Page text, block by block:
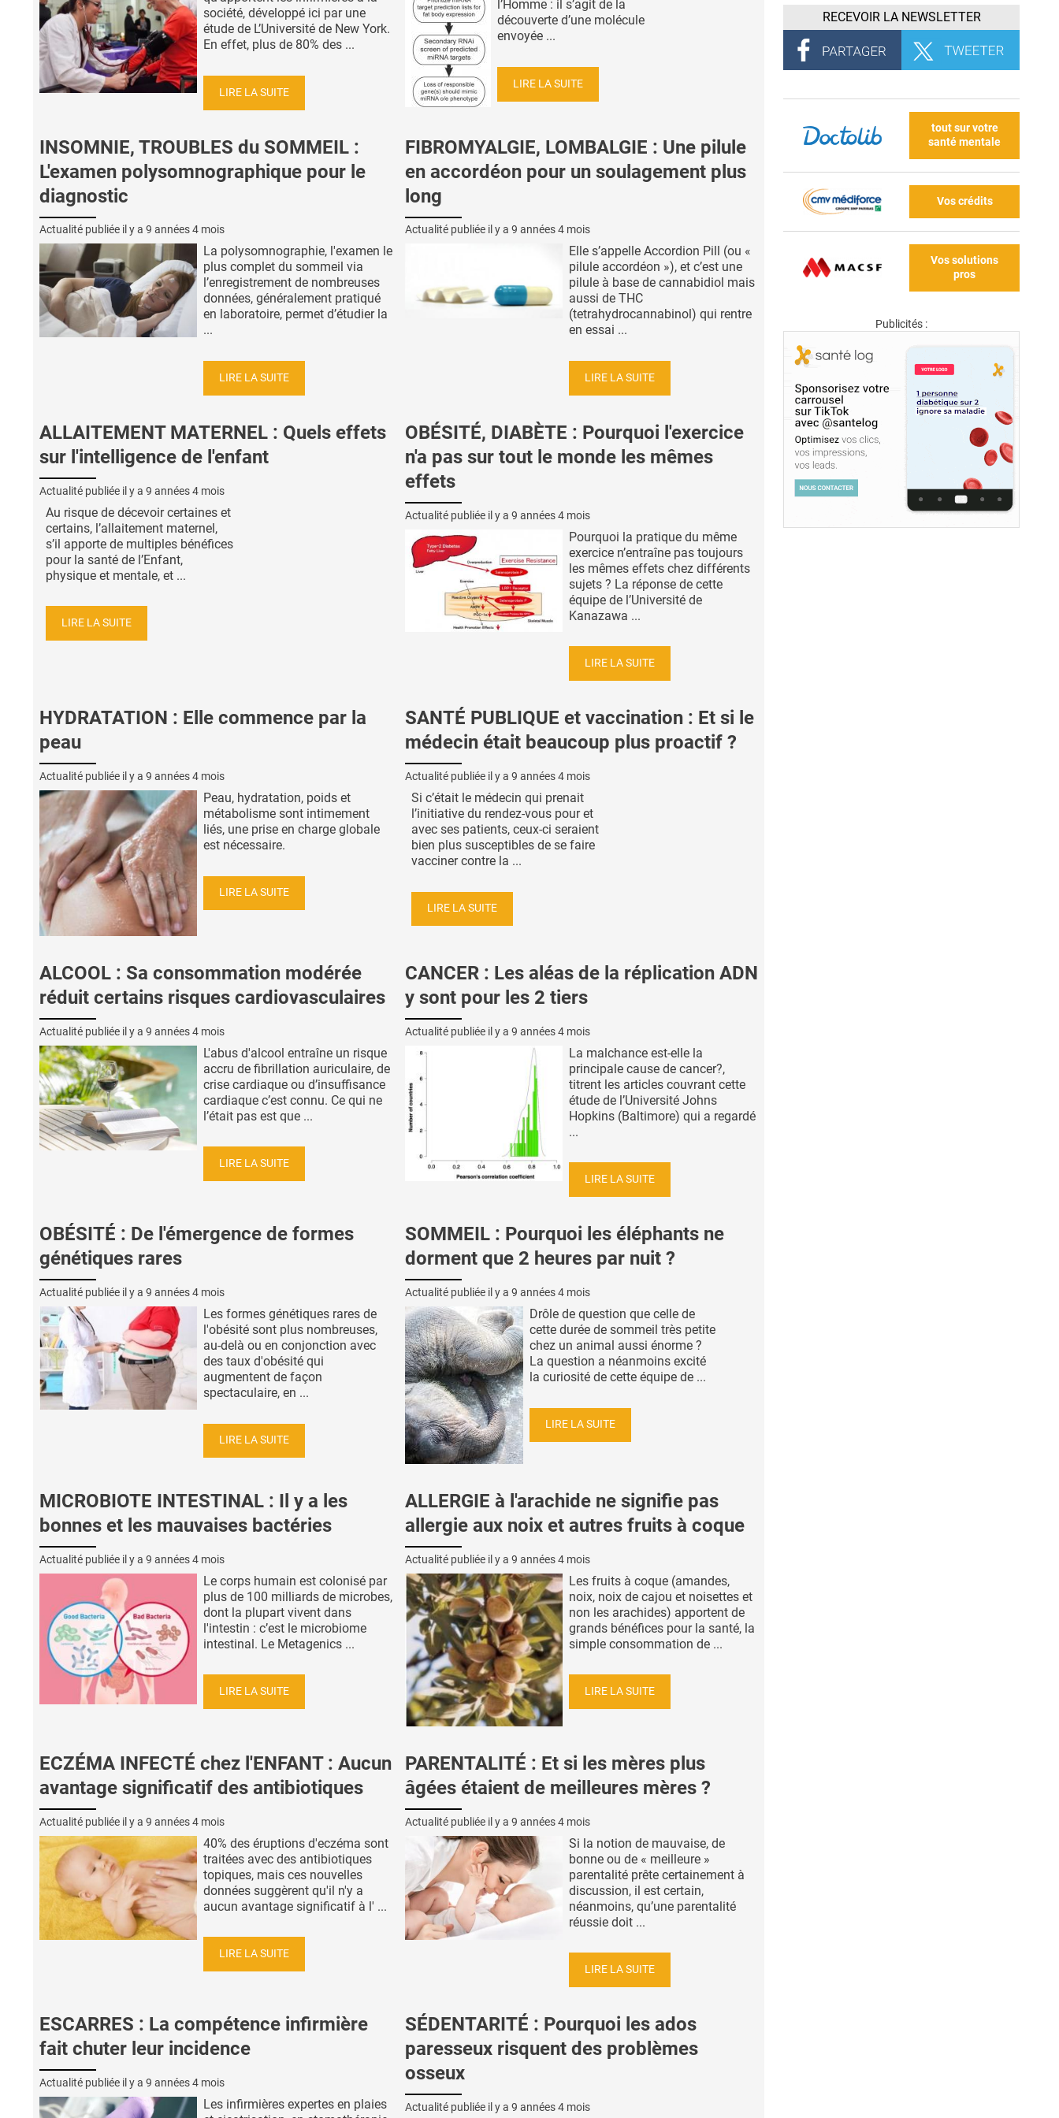
société, développé ici par une
étude de L’Université de New York.
En effet, plus de 80% des ...
LIRE LA SUITE
l’Homme : il s’agit de la
découverte d’une molécule
envoyée ...
LIRE LA SUITE
INSOMNIE, TROUBLES du SOMMEIL :
L'examen polysomnographique pour le
diagnostic
Actualité publiée il y a 9 années 4 mois
La polysomnographie, l'examen le
plus complet du sommeil via
l’enregistrement de nombreuses
données, généralement pratiqué
en laboratoire, permet d’étudier la
...
LIRE LA SUITE
FIBROMYALGIE, LOMBALGIE : Une pilule
en accordéon pour un soulagement plus
long
Actualité publiée il y a 9 années 4 mois
Elle s’appelle Accordion Pill (ou «
pilule accordéon »), et c’est une
pilule à base de cannabidiol mais
aussi de THC
(tetrahydrocannabinol) qui rentre
en essai ...
LIRE LA SUITE
ALLAITEMENT MATERNEL : Quels effets
sur l'intelligence de l'enfant
Actualité publiée il y a 9 années 4 mois
Au risque de décevoir certaines et
certains, l’allaitement maternel,
s’il apporte de multiples bénéfices
pour la santé de l’Enfant,
physique et mentale, et ...
LIRE LA SUITE
OBÉSITÉ, DIABÈTE : Pourquoi l'exercice
n'a pas sur tout le monde les mêmes
effets
Actualité publiée il y a 9 années 4 mois
Pourquoi la pratique du même
exercice n’entraîne pas toujours
les mêmes effets chez différents
sujets ? La réponse de cette
équipe de l’Université de
Kanazawa ...
LIRE LA SUITE
HYDRATATION : Elle commence par la
peau
Actualité publiée il y a 9 années 4 mois
Peau, hydratation, poids et
métabolisme sont intimement
liés, une prise en charge globale
est nécessaire.
LIRE LA SUITE
SANTÉ PUBLIQUE et vaccination : Et si le
médecin était beaucoup plus proactif ?
Actualité publiée il y a 9 années 4 mois
Si c’était le médecin qui prenait
l’initiative du rendez-vous pour et
avec ses patients, ceux-ci seraient
bien plus susceptibles de se faire
vacciner contre la ...
LIRE LA SUITE
ALCOOL : Sa consommation modérée
réduit certains risques cardiovasculaires
Actualité publiée il y a 9 années 4 mois
L'abus d'alcool entraîne un risque
accru de fibrillation auriculaire, de
crise cardiaque ou d’insuffisance
cardiaque c’est connu. Ce qui ne
l’était pas est que ...
LIRE LA SUITE
CANCER : Les aléas de la réplication ADN
y sont pour les 2 tiers
Actualité publiée il y a 9 années 4 mois
La malchance est-elle la
principale cause de cancer?,
titrent les articles couvrant cette
étude de l’Université Johns
Hopkins (Baltimore) qui a regardé
...
LIRE LA SUITE
OBÉSITÉ : De l'émergence de formes
génétiques rares
Actualité publiée il y a 9 années 4 mois
Les formes génétiques rares de
l'obésité sont plus nombreuses,
au-delà ou en conjonction avec
des taux d'obésité qui
augmentent de façon
spectaculaire, en ...
LIRE LA SUITE
SOMMEIL : Pourquoi les éléphants ne
dorment que 2 heures par nuit ?
Actualité publiée il y a 9 années 4 mois
Drôle de question que celle de
cette durée de sommeil très petite
chez un animal aussi énorme ?
La question a néanmoins excité
la curiosité de cette équipe de ...
LIRE LA SUITE
MICROBIOTE INTESTINAL : Il y a les
bonnes et les mauvaises bactéries
Actualité publiée il y a 9 années 4 mois
Le corps humain est colonisé par
plus de 100 milliards de microbes,
dont la plupart vivent dans
l'intestin : c’est le microbiome
intestinal. Le Metagenics ...
LIRE LA SUITE
ALLERGIE à l'arachide ne signifie pas
allergie aux noix et autres fruits à coque
Actualité publiée il y a 9 années 4 mois
Les fruits à coque (amandes,
noix, noix de cajou et noisettes et
non les arachides) apportent de
grands bénéfices pour la santé, la
simple consommation de ...
LIRE LA SUITE
ECZÉMA INFECTÉ chez l'ENFANT : Aucun
avantage significatif des antibiotiques
Actualité publiée il y a 9 années 4 mois
40% des éruptions d'eczéma sont
traitées avec des antibiotiques
topiques, mais ces nouvelles
données suggèrent qu'il n'y a
aucun avantage significatif à l' ...
LIRE LA SUITE
PARENTALITÉ : Et si les mères plus
âgées étaient de meilleures mères ?
Actualité publiée il y a 9 années 4 mois
Si la notion de mauvaise, de
bonne ou de « meilleure »
parentalité prête certainement à
discussion, il est certain,
néanmoins, qu’une parentalité
réussie doit ...
LIRE LA SUITE
ESCARRES : La compétence infirmière
fait chuter leur incidence
Actualité publiée il y a 9 années 4 mois
Les infirmières expertes en plaies
SÉDENTARITÉ : Pourquoi les ados
paresseux risquent des problèmes
osseux
Actualité publiée il y a 9 années 4 mois
RECEVOIR LA NEWSLETTER
tout sur votre
santé mentale
Vos crédits
Vos solutions
pros
Publicités :